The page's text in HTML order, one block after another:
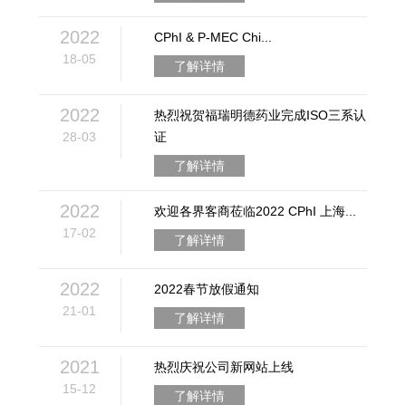
2022
18-05
CPhI & P-MEC Chi...
了解详情
2022
28-03
热烈祝贺福瑞明德药业完成ISO三系认
证
了解详情
2022
17-02
欢迎各界客商莅临2022 CPhI 上海...
了解详情
2022
21-01
2022春节放假通知
了解详情
2021
15-12
热烈庆祝公司新网站上线
了解详情